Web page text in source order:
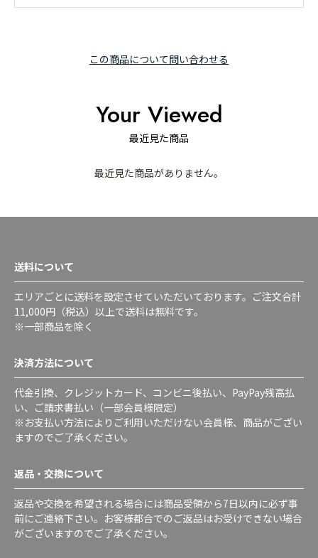
この商品について問い合わせる
Your Viewed
最近見た商品
最近見た商品がありません。
送料について
エリアごとに送料を設定させていただいております。ご注文合計
11,000円（税込）以上で送料は無料です。
※一部商品を除く
決済方法について
代金引換、クレジットカード、コンビニ後払い、PayPay残高払
い、ご請求書払い（一部会員様限定）
※お支払い方法によりご利用いただけない会員様、商品がござい
ますのでご了承ください。
返品・交換について
返品や交換を希望される場合には商品受領から7日以内に必ず事
前にご連絡下さい。お客様都合でのご返品はお受けできない場合
がございますのでご了承ください。